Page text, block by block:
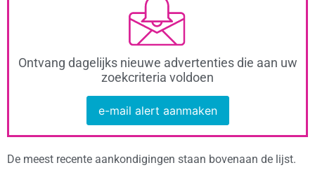
Ontvang dagelijks nieuwe advertenties die aan uw
zoekcriteria voldoen
e-mail alert aanmaken
De meest recente aankondigingen staan bovenaan de lijst.